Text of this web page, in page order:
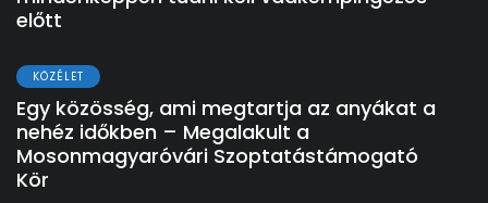
előtt
KÖZÉLET
Egy közösség, ami megtartja az anyákat a
nehéz időkben – Megalakult a
Mosonmagyaróvári Szoptatástámogató
Kör